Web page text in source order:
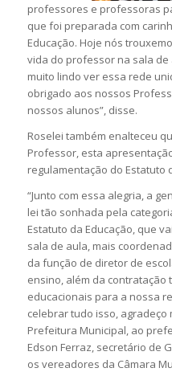
professores e professoras
que foi preparada com
Educação. Hoje nós
vida do professor na sala de
muito lindo ver essa rede
obrigado aos nossos
nossos alunos”, disse.
Roselei também enalteceu
Professor, esta
regulamentação do Estatuto
“Junto com essa alegria, a
lei tão sonhada pela
Estatuto da Educação, que
sala de aula, mais
da função de diretor de
ensino, além da contratação
educacionais para a nossa
celebrar tudo isso,
Prefeitura Municipal, ao
Edson Ferraz, secretário de
os vereadores da Câmara